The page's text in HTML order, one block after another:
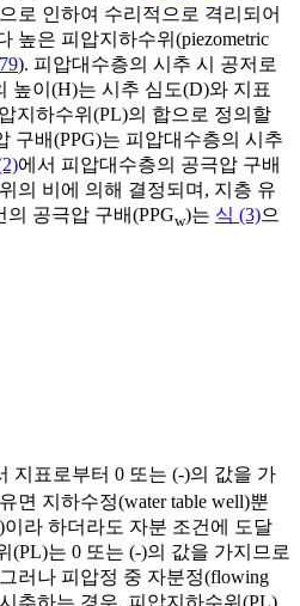
로 인하여 수리적으로 격리되어
높은 피압지하수위(piezometric
). 피압대수층의 시추 시 공저로
높이(H)는 시추 심도(D)와 지표
지하수위(PL)의 합으로 정의할
구배(PPG)는 피압대수층의 시추
에서 피압대수층의 공극압 구배
의 비에 의해 결정되며, 지층 유
공극압 구배(PPGw)는 식 (3)으
지표로부터 0 또는 (-)의 값을 가
면 지하수정(water table well)뿐
이라 하더라도 자분 조건에 도달
(PL)는 0 또는 (-)의 값을 가지므로
러나 피압정 중 자분정(flowing
추하는 경우, 피압지하수위(PL)